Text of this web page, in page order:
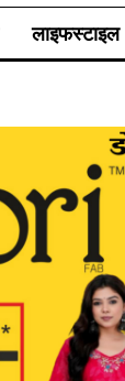
लाइफस्टाइल